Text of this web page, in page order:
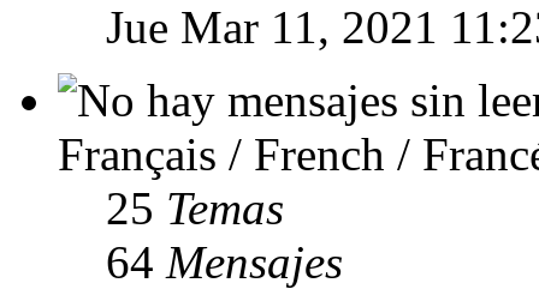
Jue Mar 11, 2021
Français / French /
25 Temas
64 Mensajes